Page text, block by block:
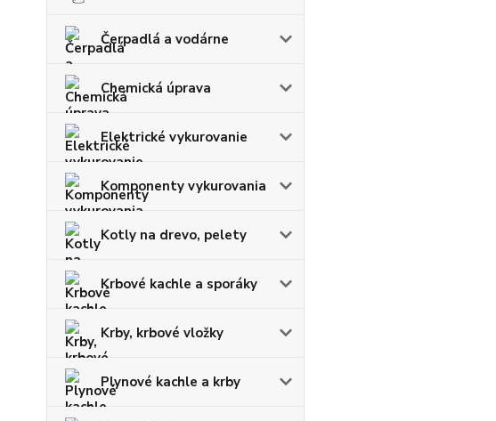
Čerpadlá a vodárne
Chemická úprava
Elektrické vykurovanie
Komponenty vykurovania
Kotly na drevo, pelety
Krbové kachle a sporáky
Krby, krbové vložky
Plynové kachle a krby